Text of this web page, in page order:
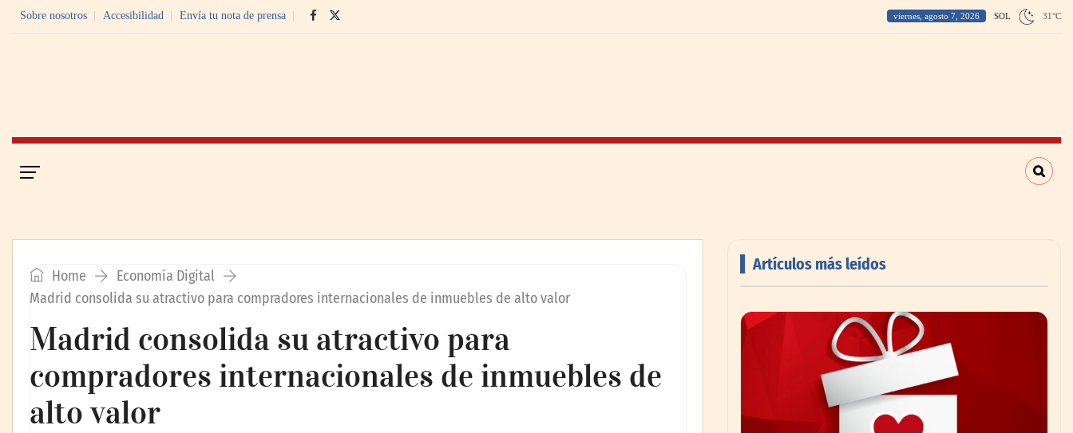
Sobre nosotros Accesibilidad Envía tu nota de prensa viernes, agosto 7, 2026 SOL 31°C
Home
Economía Digital
Madrid consolida su atractivo para compradores internacionales de inmuebles de alto valor
Madrid consolida su atractivo para
compradores internacionales de inmuebles de
alto valor
Artículos más leídos